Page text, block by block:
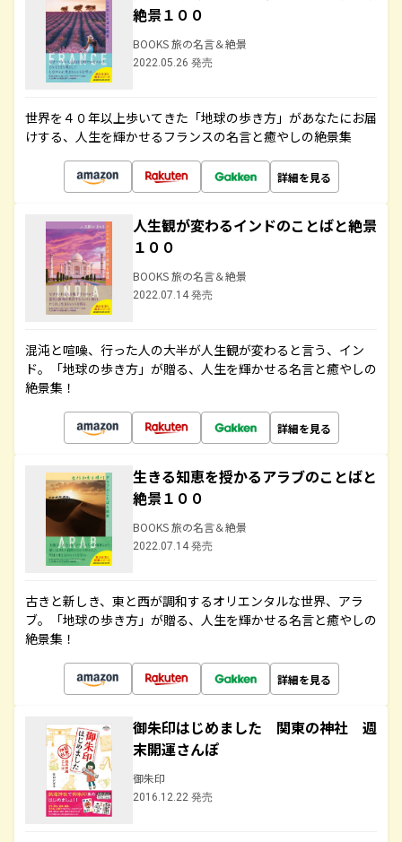
絶景１００
BOOKS 旅の名言＆絶景
2022.05.26 発売
世界を４０年以上歩いてきた「地球の歩き方」があなたにお届
けする、人生を輝かせるフランスの名言と癒やしの絶景集
詳細を見る
人生観が変わるインドのことばと絶景
１００
BOOKS 旅の名言＆絶景
2022.07.14 発売
混沌と喧噪、行った人の大半が人生観が変わると言う、イン
ド。「地球の歩き方」が贈る、人生を輝かせる名言と癒やしの
絶景集！
詳細を見る
生きる知恵を授かるアラブのことばと
絶景１００
BOOKS 旅の名言＆絶景
2022.07.14 発売
古きと新しき、東と西が調和するオリエンタルな世界、アラ
ブ。「地球の歩き方」が贈る、人生を輝かせる名言と癒やしの
絶景集！
詳細を見る
御朱印はじめました 関東の神社 週
末開運さんぽ
御朱印
2016.12.22 発売